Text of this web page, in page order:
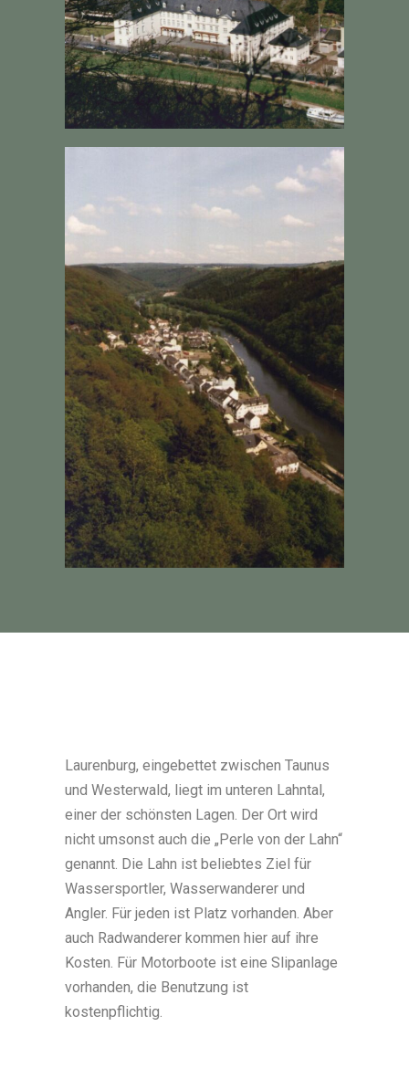
Laurenburg, eingebettet zwischen Taunus
und Westerwald, liegt im unteren Lahntal,
einer der schönsten Lagen. Der Ort wird
nicht umsonst auch die „Perle von der Lahn“
genannt. Die Lahn ist beliebtes Ziel für
Wassersportler, Wasserwanderer und
Angler. Für jeden ist Platz vorhanden. Aber
auch Radwanderer kommen hier auf ihre
Kosten. Für Motorboote ist eine Slipanlage
vorhanden, die Benutzung ist
kostenpflichtig.